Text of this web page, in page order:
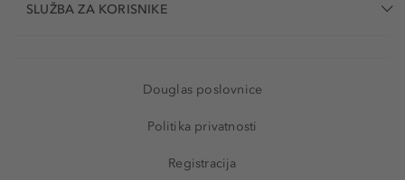
SLUŽBA ZA KORISNIKE
Douglas poslovnice
Politika privatnosti
Registracija